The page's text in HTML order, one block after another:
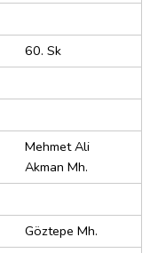
60. Sk
Mehmet Ali
Akman Mh.
Göztepe Mh.